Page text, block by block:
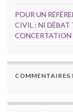
POUR UN
CIVIL : NI DÉBAT
CONCERTATION
COMMENTAIRES